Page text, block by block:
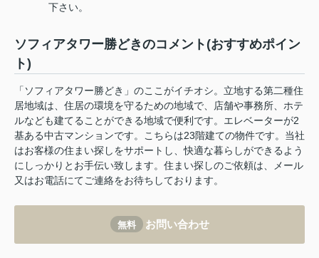
下さい。
ソフィアタワー勝どきのコメント(おすすめポイン
ト)
「ソフィアタワー勝どき」のここがイチオシ。立地する第二種住
居地域は、住居の環境を守るための地域で、店舗や事務所、ホテ
ルなども建てることができる地域で便利です。エレベーターが2
基ある中古マンションです。こちらは23階建ての物件です。当社
はお客様の住まい探しをサポートし、快適な暮らしができるよう
にしっかりとお手伝い致します。住まい探しのご依頼は、メール
又はお電話にてご連絡をお待ちしております。
無料 お問い合わせ